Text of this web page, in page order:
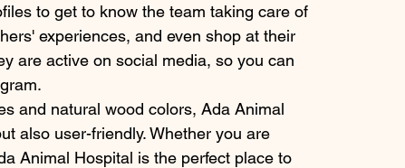
to get to know the team taking care of
experiences, and even shop at their
are active on social media, so you can
and natural wood colors, Ada Animal
also user-friendly. Whether you are
Animal Hospital is the perfect place to